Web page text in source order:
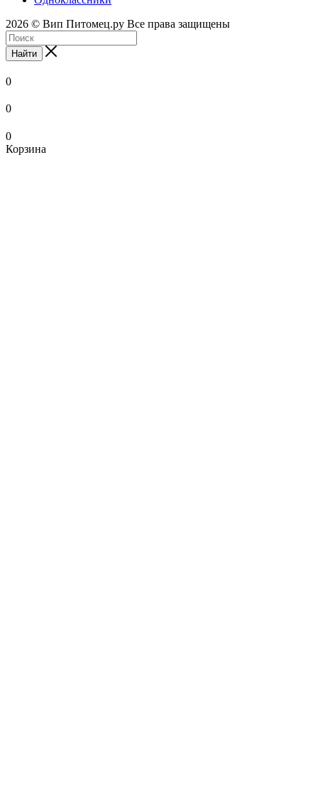
2026 © Вип Питомец.ру Все права защищены
Найти
0
0
0
Корзина